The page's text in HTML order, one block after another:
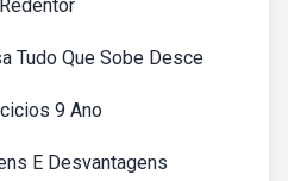
Tudo Que Sobe Desce
9 Ano
E Desvantagens